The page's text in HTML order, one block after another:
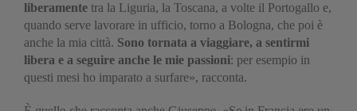
liberamente tra la Liguria, la Toscana, a volte il Portogallo e,
quando serve lavorare in ufficio, torno a Bologna, che poi è
anche la mia città. Sono tornata a viaggiare, a sentirmi
libera e a seguire anche le mie passioni: per esempio in
questi mesi ho imparato a surfare», racconta.